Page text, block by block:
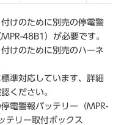
けのために別売の停電警
48B1）が必要です。
けのために別売のハーネ
準対応しています、詳細
ください。
電警報バッテリー（MPR-
テリー取付ボックス